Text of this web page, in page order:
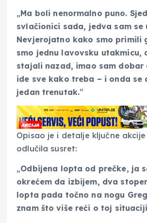
„Ma boli nenormalno puno.
svlačionici sada, jedva sam se
Nevjerojatno kako smo primili
smo jednu lavovsku utakmicu,
stajali nazad, imao sam dobar
ide sve kako treba – i onda se
jedan trenutak.“
Opisao je i detalje ključne
odlučila susret:
„Odbijena lopta od prečke, ja
okrećem da izbijem, dva
lopta pada točno na nogu
znam što više reći o toj